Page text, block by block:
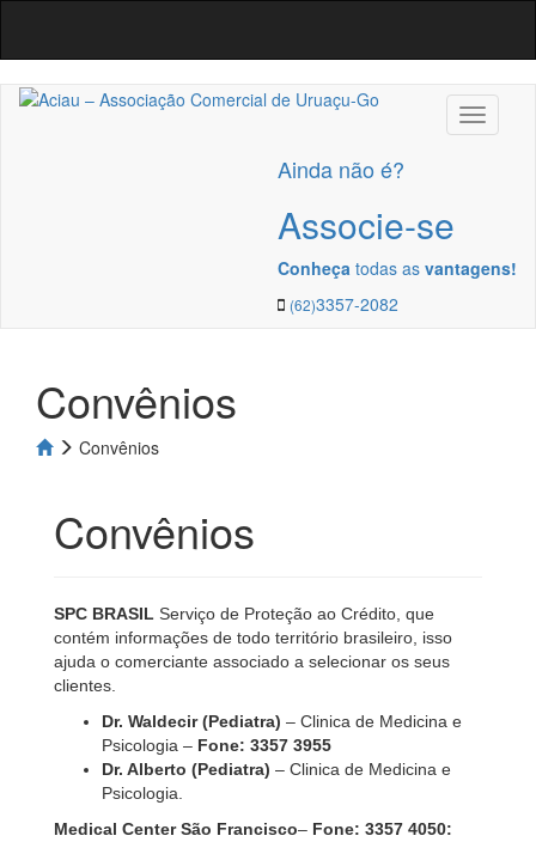
Ainda não é?
Associe-se
Conheça todas as vantagens!
(62)3357-2082
Convênios
Convênios
Convênios
SPC BRASIL Serviço de Proteção ao Crédito, que
contém informações de todo território brasileiro, isso
ajuda o comerciante associado a selecionar os seus
clientes.
Dr. Waldecir (Pediatra) – Clinica de Medicina e
Psicologia – Fone: 3357 3955
Dr. Alberto (Pediatra) – Clinica de Medicina e
Psicologia.
Medical Center São Francisco– Fone: 3357 4050: